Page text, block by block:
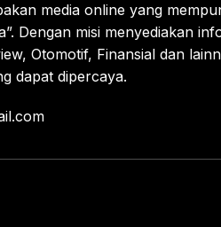
media online yang
Dengan misi menyediakan
Otomotif, Finansial dan
dapat dipercaya.